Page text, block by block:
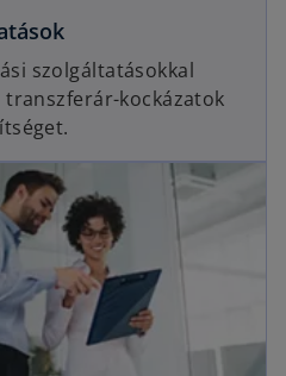
szolgáltatásokkal
kockázatok